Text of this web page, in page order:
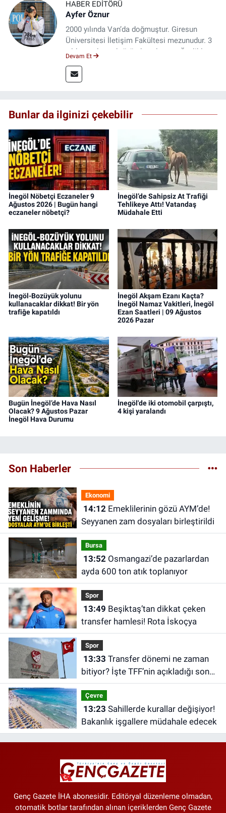
HABER EDITÖRÜ
Ayfer Öznur
2000 yılında Van’da doğmuştur. Giresun
Üniversitesi İletişim Fakültesi mezunudur. 3
yıldır medya sektöründe çalışıyor. Özelikle
Devam Et
Bunlar da ilginizi çekebilir
İnegöl Nöbetçi Eczaneler 9
Ağustos 2026 | Bugün hangi
eczaneler nöbetçi?
İnegöl’de Sahipsiz At Trafiği
Tehlikeye Attı! Vatandaş
Müdahale Etti
İnegöl-Bozüyük yolunu
kullanacaklar dikkat! Bir yön
trafiğe kapatıldı
İnegöl Akşam Ezanı Kaçta?
İnegöl Namaz Vakitleri, İnegöl
Ezan Saatleri | 09 Ağustos
2026 Pazar
Bugün İnegöl’de Hava Nasıl
Olacak? 9 Ağustos Pazar
İnegöl Hava Durumu
İnegöl'de iki otomobil çarpıştı,
4 kişi yaralandı
Son Haberler
Ekonomi
14:12Emeklilerinin gözü AYM’de!
Seyyanen zam dosyaları birleştirildi
Bursa
13:52Osmangazi’de pazarlardan
ayda 600 ton atık toplanıyor
Spor
13:49
transfer hamlesi! Rota İskoçya
Spor
13:33
bitiyor? İşte TFF’nin açıkladığı son
tarih
Çevre
13:23
Bakanlık işgallere müdahale edecek
Genç Gazete İHA abonesidir. Editöryal düzenleme olmadan,
otomatik botlar tarafından alınan içeriklerden Genç Gazete